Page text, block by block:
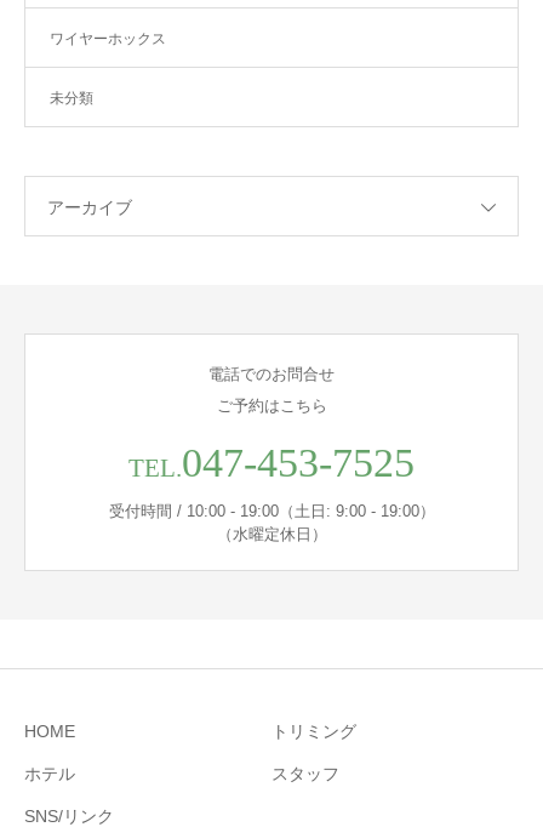
ワイヤーホックス
未分類
アーカイブ
電話でのお問合せ
ご予約はこちら
TEL.047-453-7525
受付時間 / 10:00 - 19:00（土日: 9:00 - 19:00）
（水曜定休日）
HOME トリミング
ホテル スタッフ
SNS/リンク